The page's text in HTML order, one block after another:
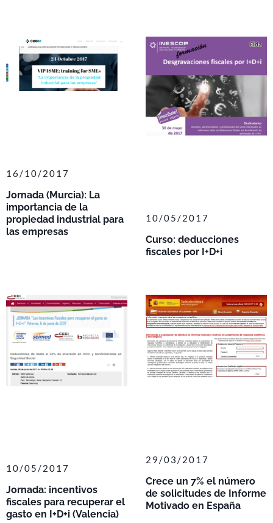
Jornada (Murcia): La
importancia de la
propiedad industrial para
las empresas
16/10/2017
Curso: deducciones
fiscales por I+D+i
10/05/2017
Jornada: incentivos
fiscales para recuperar el
gasto en I+D+i (Valencia)
10/05/2017
Crece un 7% el número
de solicitudes de Informe
Motivado en España
29/03/2017